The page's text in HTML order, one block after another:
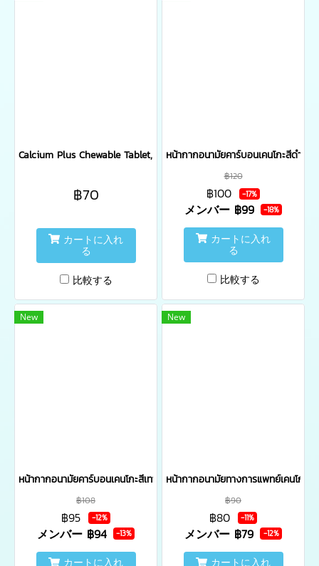
Calcium Plus Chewable Tablet, No added sucrose, New Zealand
฿70
カートに入れ
る
比較する
หน้ากากอนามัยคาร์บอนเคนโกะสีดำ
฿120
฿100 -17%
メンバー ฿99 -18%
カートに入れ
る
比較する
New
หน้ากากอนามัยคาร์บอนเคนโกะสีเทา บรรจุ 1 ชิ้น/ซอง - เซ็ต 6 ซอง
฿108
฿95 -12%
メンバー ฿94 -13%
カートに入れ
New
หน้ากากอนามัยทางการแพทย์เคนโก
฿90
฿80 -11%
メンバー ฿79 -12%
カートに入れ